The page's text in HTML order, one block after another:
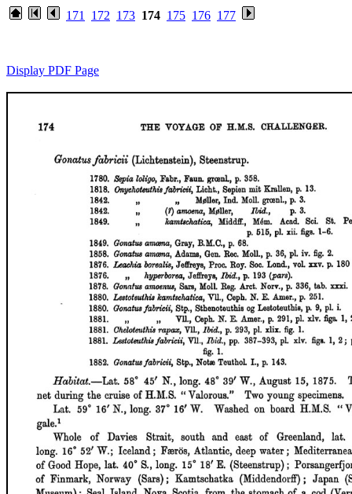
171 172 173 174 175 176 177
Display PDF Page